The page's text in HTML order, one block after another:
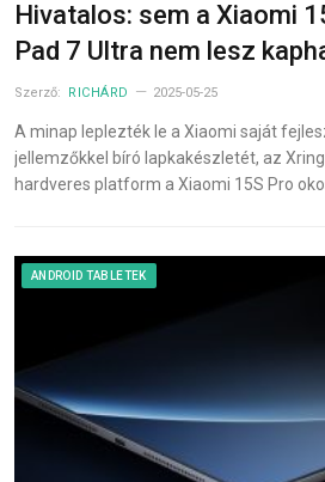
Hivatalos: sem a Xiaomi
Pad 7 Ultra nem lesz
Szerző: RICHÁRD 2025-05-25
A minap leplezték le a Xiaomi saját
jellemzőkkel bíró lapkakészletét, az
hardveres platform a Xiaomi 15S Pro
ANDROID TABLETEK